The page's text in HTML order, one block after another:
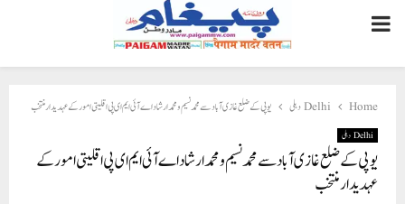
PRIMARY
MENU
Home Delhi دہلی یوپی کے ضلع غازی آباد سے محمد نسیم و محمد ارشاد اے آئی ایم ای پی اقلیتی امور کے عہدیدار منتخب
Delhi دہلی
یوپی کے ضلع غازی آباد سے محمد نسیم و محمد ارشاد اے آئی ایم ای پی اقلیتی امور کے
عہدیدار منتخب